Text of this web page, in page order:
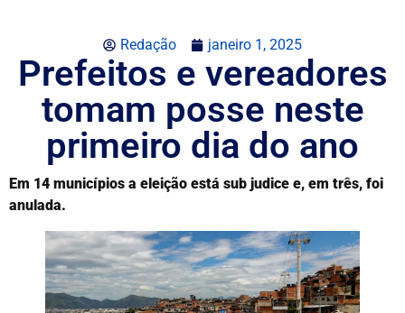
Redação janeiro 1, 2025
Prefeitos e vereadores
tomam posse neste
primeiro dia do ano
Em 14 municípios a eleição está sub judice e, em três, foi
anulada.